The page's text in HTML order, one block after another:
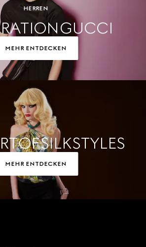
HERREN
GUCCI
MEHR ENTDECKEN
OF SILK STYLES
MEHR ENTDECKEN